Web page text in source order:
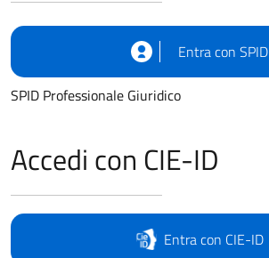
Entra con SPID
SPID Professionale Giuridico
Accedi con CIE-ID
Entra con CIE-ID